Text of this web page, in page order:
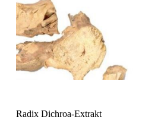
Radix Dichroa-Extrakt